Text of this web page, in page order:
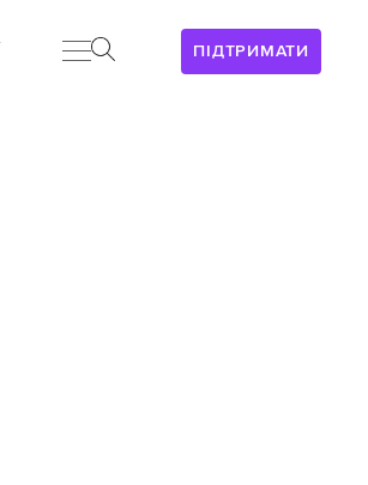
ПІДТРИМАТИ